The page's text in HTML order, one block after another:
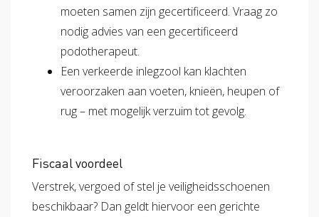
moeten samen zijn gecertificeerd. Vraag zo
nodig advies van een gecertificeerd
podotherapeut.
Een verkeerde inlegzool kan klachten
veroorzaken aan voeten, knieën, heupen of
rug – met mogelijk verzuim tot gevolg.
Fiscaal voordeel
Verstrek, vergoed of stel je veiligheidsschoenen
beschikbaar? Dan geldt hiervoor een gerichte